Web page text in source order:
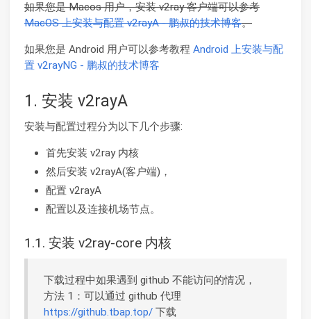
如果您是 Macos 用户，安装 v2ray 客户端可以参考
MacOS 上安装与配置 v2rayA - 鹏叔的技术博客。
如果您是 Android 用户可以参考教程 Android 上安装与配
置 v2rayNG - 鹏叔的技术博客
1. 安装 v2rayA
安装与配置过程分为以下几个步骤:
首先安装 v2ray 内核
然后安装 v2rayA(客户端)，
配置 v2rayA
配置以及连接机场节点。
1.1. 安装 v2ray-core 内核
下载过程中如果遇到 github 不能访问的情况，
方法 1：可以通过 github 代理
https://github.tbap.top/ 下载